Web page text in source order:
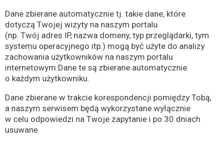
Dane zbierane automatycznie tj. takie dane, które
dotyczą Twojej wizyty na naszym portalu
(np. Twój adres IP, nazwa domeny, typ przeglądarki, tym
systemu operacyjnego itp.) mogą być użyte do analizy
zachowania użytkowników na naszym portalu
internetowym.Dane te są zbierane automatycznie
o każdym użytkowniku.
Dane zbierane w trakcie korespondencji pomiędzy Tobą,
a naszym serwisem będą wykorzystane wyłącznie
w celu odpowiedzi na Twoje zapytanie i po 30 dniach
usuwane.